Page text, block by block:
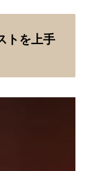
トを上手